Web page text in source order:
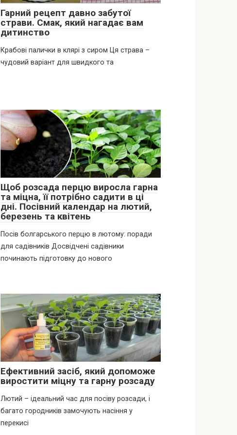
Гарний рецепт давно забутої
страви. Смак, який нагадає вам
дитинство
Крабові палички в клярі з сиром Ця страва –
чудовий варіант для швидкого та
Щоб розсада перцю виросла гарна
та міцна, її потрібно садити в ці
дні. Посівний календар на лютий,
березень та квітень
Посів болгарського перцю в лютому: поради
для садівників Досвідчені садівники
починають підготовку до нового
Ефективний засіб, який допоможе
виростити міцну та гарну розсаду
Лютий – ідеальний час для посіву розсади, і
багато городників замочують насіння у
перекисі